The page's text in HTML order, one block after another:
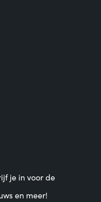
je in voor de
en meer!